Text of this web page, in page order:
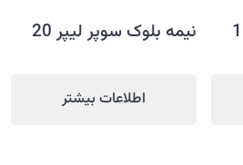
نیمه بلوک سوپر لیپر 20
اطلاعات بیشتر